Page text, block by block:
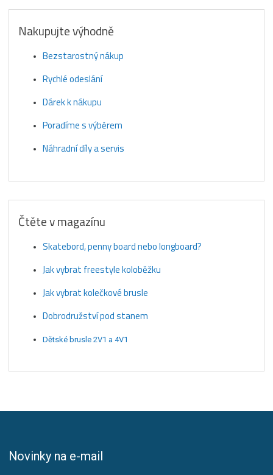
Nakupujte výhodně
Bezstarostný nákup
Rychlé odeslání
Dárek k nákupu
Poradíme s výběrem
Náhradní díly a servis
Čtěte v magazínu
Skatebord, penny board nebo longboard?
Jak vybrat freestyle koloběžku
Jak vybrat kolečkové brusle
Dobrodružství pod stanem
Dětské brusle 2V1 a 4V1
Novinky na e-mail